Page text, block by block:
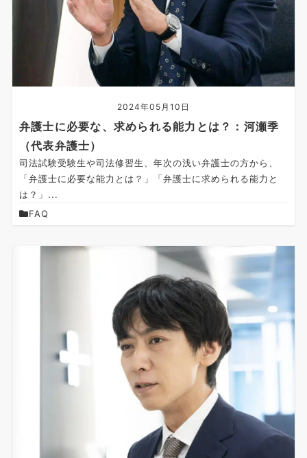
2024年05月10日
弁護士に必要な、求められる能力とは？：河瀬季
（代表弁護士）
司法試験受験生や司法修習生、年次の浅い弁護士の方から、
「弁護士に必要な能力とは？」「弁護士に求められる能力と
は？」...
FAQ